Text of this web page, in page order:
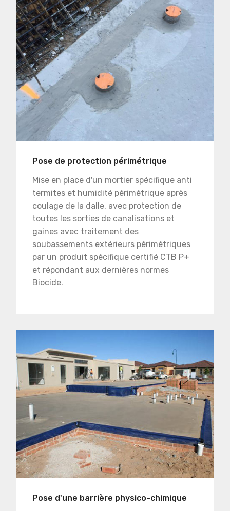
Pose de protection périmétrique
Mise en place d'un mortier spécifique anti
termites et humidité périmétrique après
coulage de la dalle, avec protection de
toutes les sorties de canalisations et
gaines avec traitement des
soubassements extérieurs périmétriques
par un produit spécifique certifié CTB P+
et répondant aux dernières normes
Biocide.
Pose d'une barrière physico-chimique